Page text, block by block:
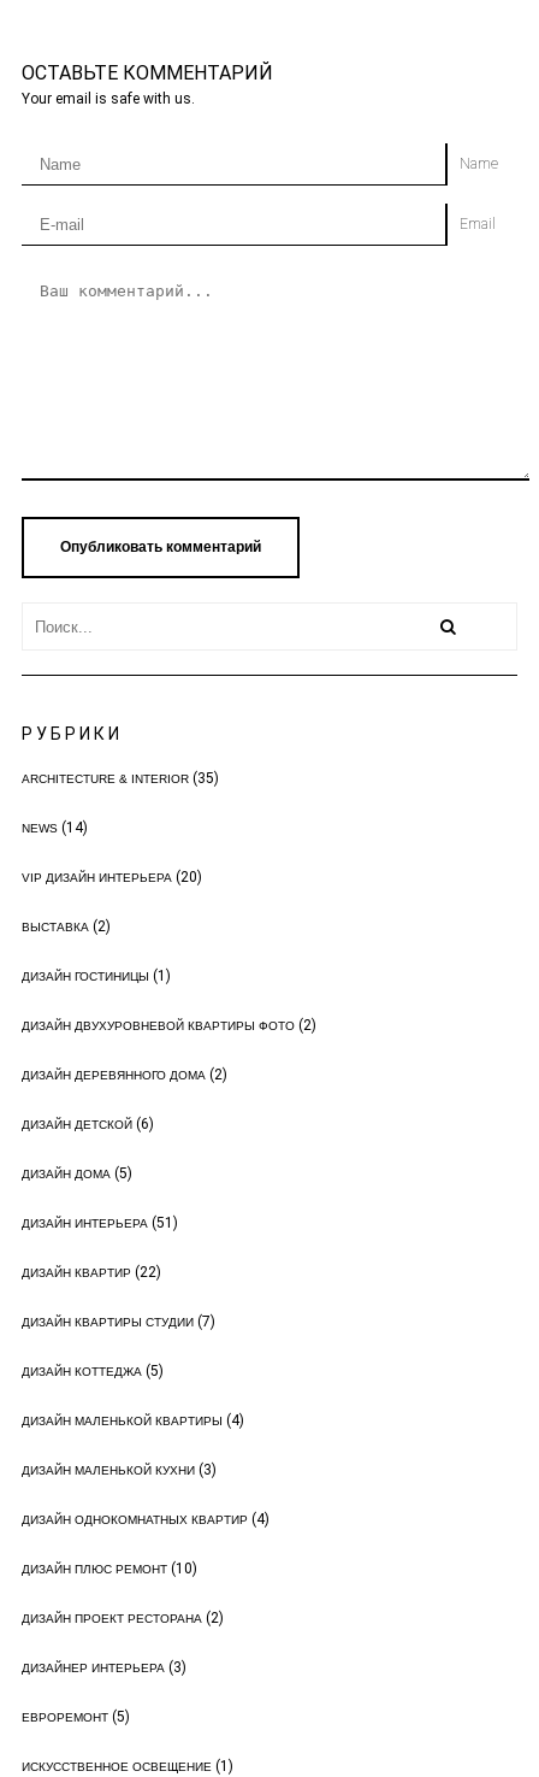
ОСТАВЬТЕ КОММЕНТАРИЙ
Your email is safe with us.
Name
Email
РУБРИКИ
ARCHITECTURE & INTERIOR(35)
NEWS(14)
VIP ДИЗАЙН ИНТЕРЬЕРА(20)
ВЫСТАВКА(2)
ДИЗАЙН ГОСТИНИЦЫ (1)
ДИЗАЙН ДВУХУРОВНЕВОЙ КВАРТИРЫ ФОТО(2)
ДИЗАЙН ДЕРЕВЯННОГО ДОМА(2)
ДИЗАЙН ДЕТСКОЙ(6)
ДИЗАЙН ДОМА(5)
ДИЗАЙН ИНТЕРЬЕРА(51)
ДИЗАЙН КВАРТИР(22)
ДИЗАЙН КВАРТИРЫ СТУДИИ(7)
ДИЗАЙН КОТТЕДЖА(5)
ДИЗАЙН МАЛЕНЬКОЙ КВАРТИРЫ (4)
ДИЗАЙН МАЛЕНЬКОЙ КУХНИ(3)
ДИЗАЙН ОДНОКОМНАТНЫХ КВАРТИР(4)
ДИЗАЙН ПЛЮС РЕМОНТ(10)
ДИЗАЙН ПРОЕКТ РЕСТОРАНА(2)
ДИЗАЙНЕР ИНТЕРЬЕРА(3)
ЕВРОРЕМОНТ(5)
ИСКУССТВЕННОЕ ОСВЕЩЕНИЕ(1)